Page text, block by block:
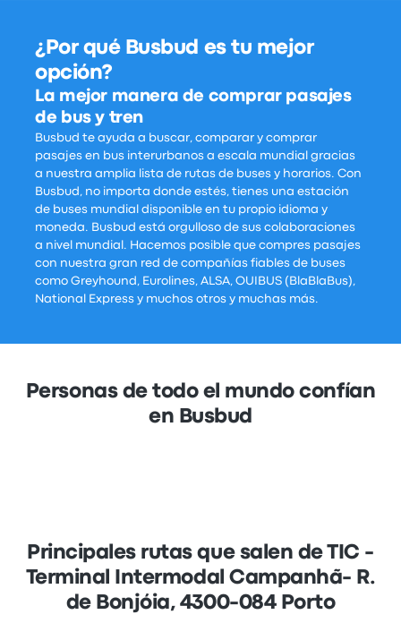
¿Por qué Busbud es tu mejor
opción?
La mejor manera de comprar pasajes
de bus y tren
Busbud te ayuda a buscar, comparar y comprar
pasajes en bus interurbanos a escala mundial gracias
a nuestra amplia lista de rutas de buses y horarios. Con
Busbud, no importa donde estés, tienes una estación
de buses mundial disponible en tu propio idioma y
moneda. Busbud está orgulloso de sus colaboraciones
a nivel mundial. Hacemos posible que compres pasajes
con nuestra gran red de compañías fiables de buses
como Greyhound, Eurolines, ALSA, OUIBUS (BlaBlaBus),
National Express y muchos otros y muchas más.
Personas de todo el mundo confían
en Busbud
Principales rutas que salen de TIC -
Terminal Intermodal Campanhã- R.
de Bonjóia, 4300-084 Porto